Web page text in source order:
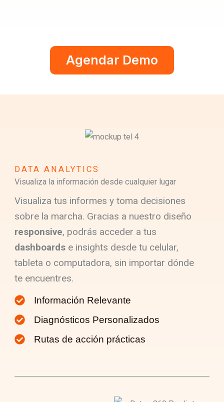
Agendar Demo
DATA ANALYTICS
Visualiza la información desde cualquier lugar
Visualiza tus informes y toma decisiones
sobre la marcha. Gracias a nuestro diseño
responsive, podrás acceder a tus
dashboards e insights desde tu celular,
tableta o computadora, sin importar dónde
te encuentres.
Información Relevante
Diagnósticos Personalizados
Rutas de acción prácticas